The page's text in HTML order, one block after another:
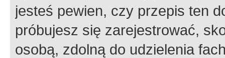
jesteś pewien, czy przepis ten
próbujesz się zarejestrować,
osobą, zdolną do udzielenia